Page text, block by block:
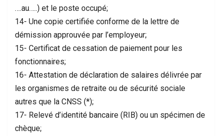
….au…..) et le poste occupé;
14- Une copie certifiée conforme de la lettre de
démission approuvée par l’employeur;
15- Certificat de cessation de paiement pour les
fonctionnaires;
16- Attestation de déclaration de salaires délivrée par
les organismes de retraite ou de sécurité sociale
autres que la CNSS (*);
17- Relevé d’identité bancaire (RIB) ou un spécimen de
chèque;